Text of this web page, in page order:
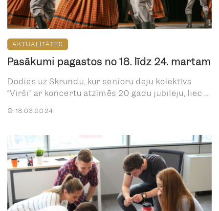
AKTUALITĀTES
Pasākumi pagastos no 18. līdz 24. martam
Dodies uz Skrundu, kur senioru deju kolektīvs
“Virši” ar koncertu atzīmēs 20 gadu jubileju, liec ...
18.03.2024